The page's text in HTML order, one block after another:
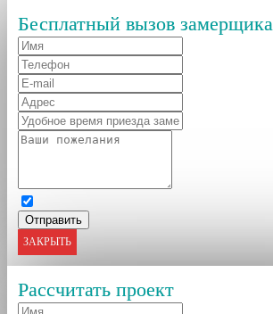
Бесплатный вызов замерщика
ЗАКРЫТЬ
Рассчитать проект